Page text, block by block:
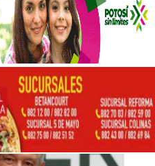
CUENTAS
DE
LA 4T